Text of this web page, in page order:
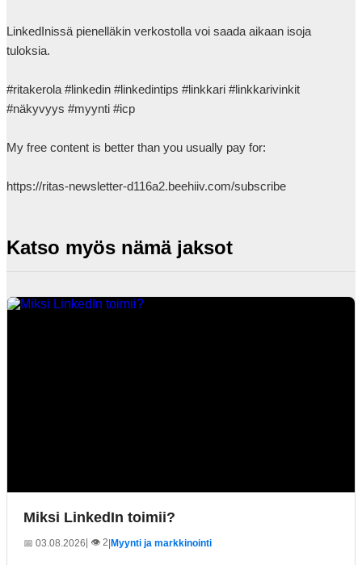
LinkedInissä pienelläkin verkostolla voi saada aikaan isoja
tuloksia.
#ritakerola #linkedin #linkedintips #linkkari #linkkarivinkit
#näkyvyys #myynti #icp
My free content is better than you usually pay for:
https://ritas-newsletter-d116a2.beehiiv.com/subscribe
Katso myös nämä jaksot
Miksi LinkedIn toimii?
📅 03.08.2026| 👁️ 2 Myynti ja markkinointi